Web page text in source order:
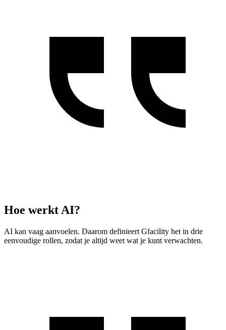
Hoe werkt AI?
AI kan vaag aanvoelen. Daarom definieert Gfacility het in drie
eenvoudige rollen, zodat je altijd weet wat je kunt verwachten.